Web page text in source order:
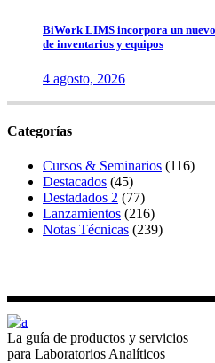
BiWork LIMS incorpora un
de inventarios y equipos
4 agosto, 2026
Categorías
Cursos & Seminarios (116)
Destacados (45)
Destadados 2 (77)
Lanzamientos (216)
Notas Técnicas (239)
La guía de productos y servicios
para Laboratorios Analíticos